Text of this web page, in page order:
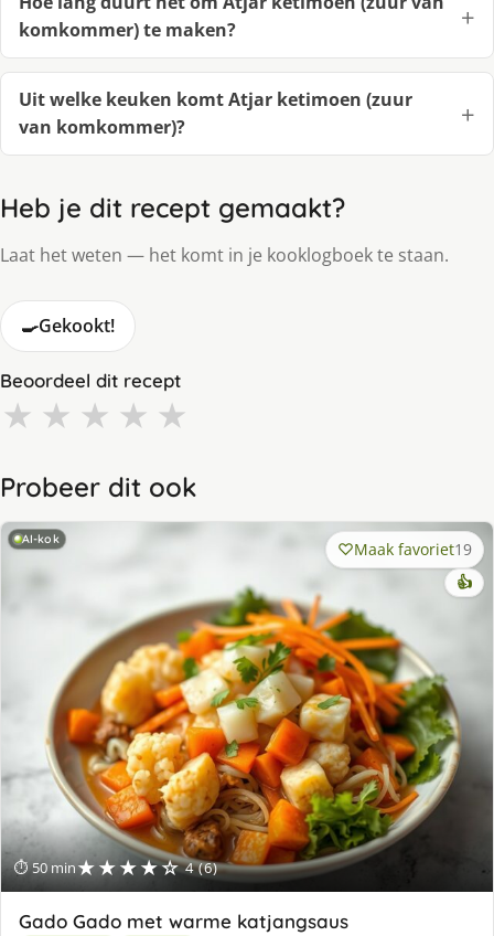
komkommer) te maken?
Uit welke keuken komt Atjar ketimoen (zuur
van komkommer)?
Heb je dit recept gemaakt?
Laat het weten — het komt in je kooklogboek te staan.
🍳Gekookt!
Beoordeel dit recept
★ ★ ★ ★ ★
Probeer dit ook
AI-kok
⏱ 50 min★★★★☆ 4 (6)
Maak favoriet19
👍
Gado Gado met warme katjangsaus